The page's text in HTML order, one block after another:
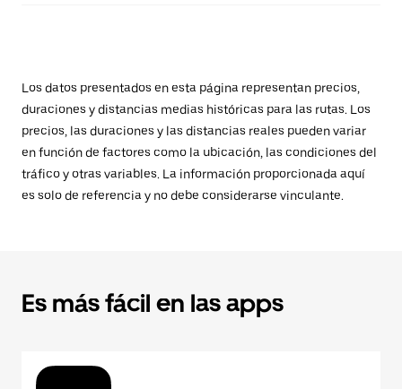
Los datos presentados en esta página representan precios,
duraciones y distancias medias históricas para las rutas. Los
precios, las duraciones y las distancias reales pueden variar
en función de factores como la ubicación, las condiciones del
tráfico y otras variables. La información proporcionada aquí
es solo de referencia y no debe considerarse vinculante.
Es más fácil en las apps